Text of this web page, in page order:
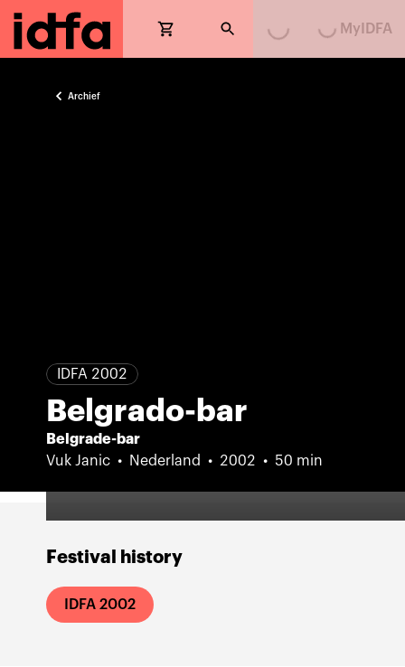
MyIDFA
Archief
IDFA 2002
Belgrado-bar
Belgrade-bar
Vuk Janic
Nederland 2002 50 min
Festival history
IDFA 2002